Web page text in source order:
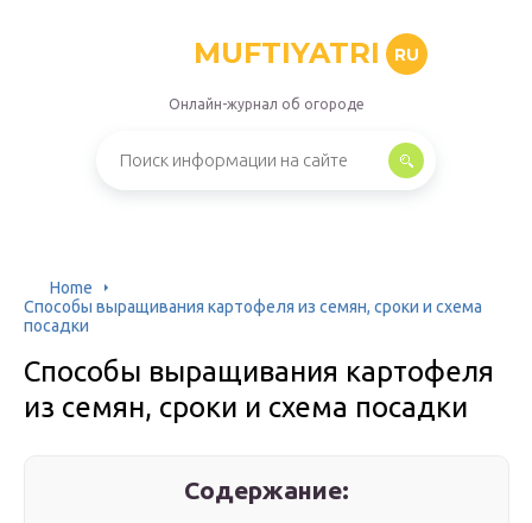
MUFTIYATRI RU
Онлайн-журнал об огороде
Home
Способы выращивания картофеля из семян, сроки и схема
посадки
Способы выращивания картофеля
из семян, сроки и схема посадки
Содержание: